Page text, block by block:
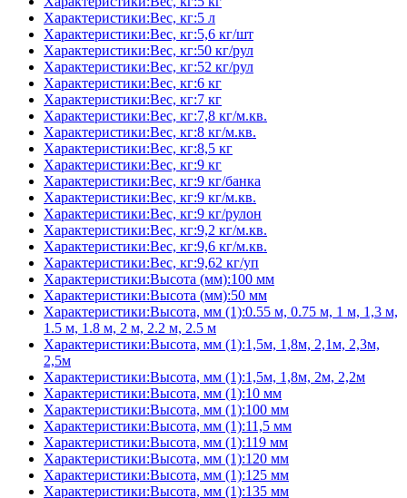
Характеристики:Вес, кг:5 л
Характеристики:Вес, кг:5,6 кг/шт
Характеристики:Вес, кг:50 кг/рул
Характеристики:Вес, кг:52 кг/рул
Характеристики:Вес, кг:6 кг
Характеристики:Вес, кг:7 кг
Характеристики:Вес, кг:7,8 кг/м.кв.
Характеристики:Вес, кг:8 кг/м.кв.
Характеристики:Вес, кг:8,5 кг
Характеристики:Вес, кг:9 кг
Характеристики:Вес, кг:9 кг/банка
Характеристики:Вес, кг:9 кг/м.кв.
Характеристики:Вес, кг:9 кг/рулон
Характеристики:Вес, кг:9,2 кг/м.кв.
Характеристики:Вес, кг:9,6 кг/м.кв.
Характеристики:Вес, кг:9,62 кг/уп
Характеристики:Высота (мм):100 мм
Характеристики:Высота (мм):50 мм
Характеристики:Высота, мм (1):0.55 м, 0.75 м, 1 м, 1,3 м,
1.5 м, 1.8 м, 2 м, 2.2 м, 2.5 м
Характеристики:Высота, мм (1):1,5м, 1,8м, 2,1м, 2,3м,
2,5м
Характеристики:Высота, мм (1):1,5м, 1,8м, 2м, 2,2м
Характеристики:Высота, мм (1):10 мм
Характеристики:Высота, мм (1):100 мм
Характеристики:Высота, мм (1):11,5 мм
Характеристики:Высота, мм (1):119 мм
Характеристики:Высота, мм (1):120 мм
Характеристики:Высота, мм (1):125 мм
Характеристики:Высота, мм (1):135 мм